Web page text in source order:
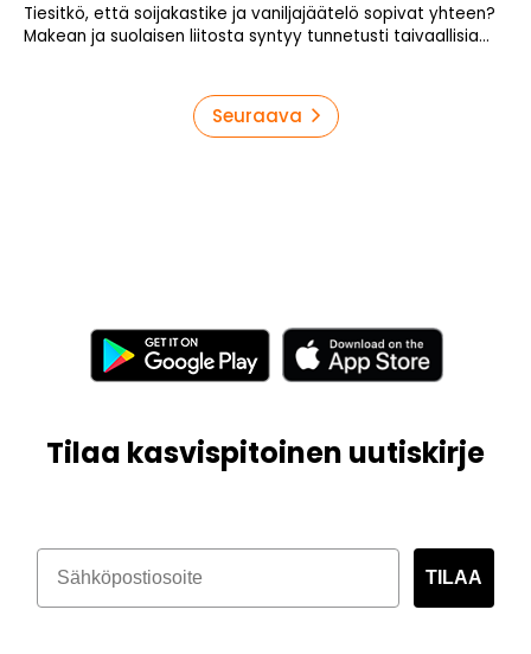
Tiesitkö, että soijakastike ja vaniljajäätelö sopivat yhteen?
Makean ja suolaisen liitosta syntyy tunnetusti taivaallisia...
Seuraava
Tilaa kasvispitoinen uutiskirje
TILAA